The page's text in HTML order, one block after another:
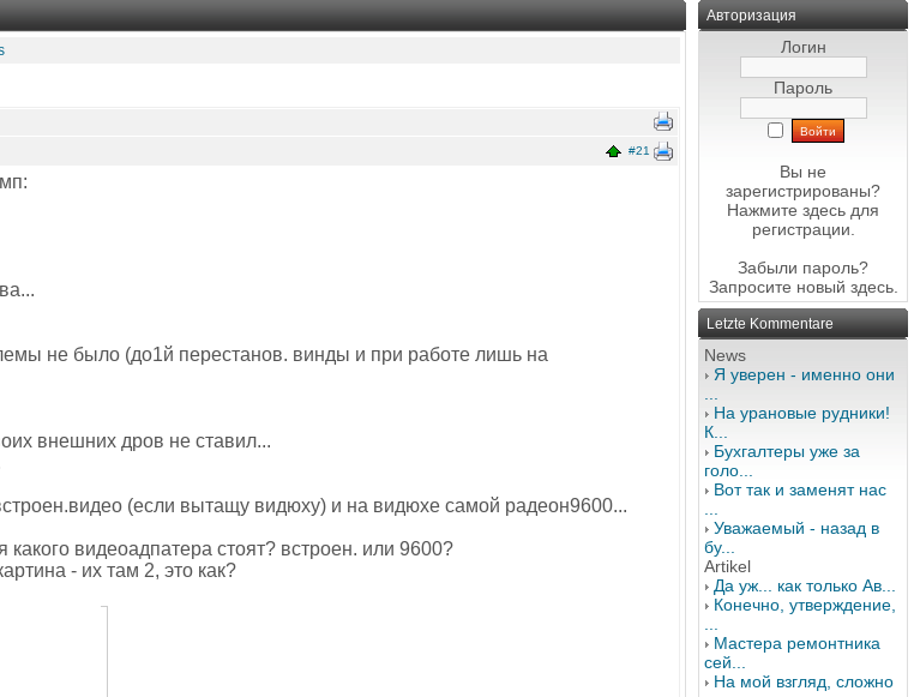
#21
не было (до1й перестанов. винды и при работе лишь на
внешних дров не ставил...
(если вытащу видюху) и на видюхе самой радеон9600...
какого видеоадпатера стоят? встроен. или 9600?
- их там 2, это как?
Авторизация
Логин
Пароль
Вы не
зарегистрированы?
Нажмите здесь для
регистрации.
Забыли пароль?
Запросите новый здесь.
Letzte Kommentare
News
Я уверен - именно они
На урановые рудники!
К...
Бухгалтеры уже за
голо...
Вот так и заменят нас
Уважаемый - назад в
бу...
Artikel
Да уж... как только Ав...
Конечно, утверждение,
Мастера ремонтника
сей...
На мой взгляд, сложно